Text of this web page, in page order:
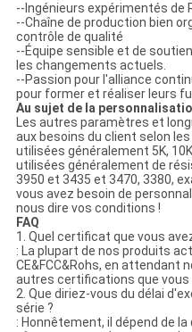
--Ingénieurs expérimentés de
--Chaîne de production bien
contrôle de qualité
--Équipe sensible et de
les changements actuels.
--Passion pour l'alliance
pour former et réaliser leurs
Au sujet de la
Les autres paramètres et
aux besoins du client selon
utilisées généralement 5K,
utilisées généralement de
3950 et 3435 et 3470, 3380,
vous avez besoin de
nous dire vos conditions !
FAQ
1. Quel certificat que vous
: La plupart de nos produits
CE&FCC&Rohs, en attendant
autres certifications que vous
2. Que diriez-vous du délai
série ?
: Honnêtement, il dépend de